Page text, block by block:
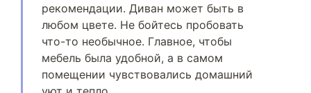
рекомендации. Диван может быть в
любом цвете. Не бойтесь пробовать
что-то необычное. Главное, чтобы
мебель была удобной, а в самом
помещении чувствовались домашний